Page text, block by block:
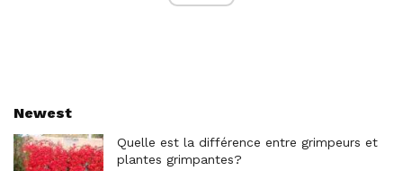
Newest
Quelle est la différence entre grimpeurs et
plantes grimpantes?